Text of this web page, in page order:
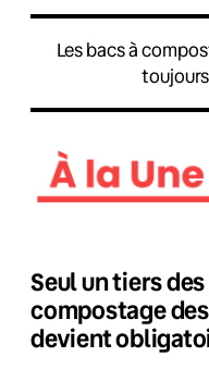
Les bacs à
Seul un tiers
compostage
devient